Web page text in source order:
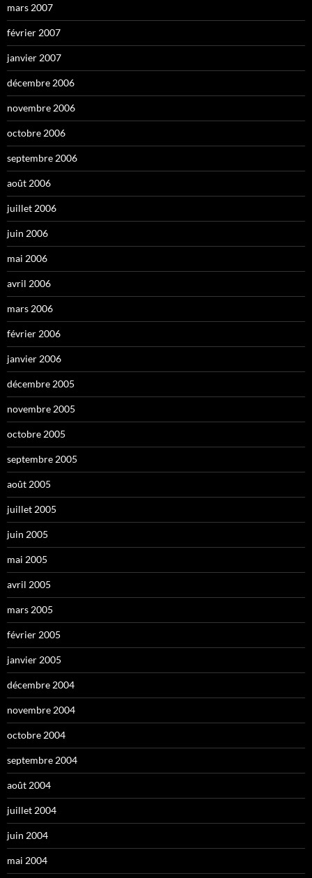
mars 2007
février 2007
janvier 2007
décembre 2006
novembre 2006
octobre 2006
septembre 2006
août 2006
juillet 2006
juin 2006
mai 2006
avril 2006
mars 2006
février 2006
janvier 2006
décembre 2005
novembre 2005
octobre 2005
septembre 2005
août 2005
juillet 2005
juin 2005
mai 2005
avril 2005
mars 2005
février 2005
janvier 2005
décembre 2004
novembre 2004
octobre 2004
septembre 2004
août 2004
juillet 2004
juin 2004
mai 2004